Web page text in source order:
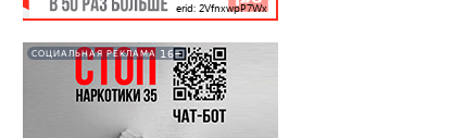
erid: 2VfnxwpP7Wx
СОЦИАЛЬНАЯ РЕКЛАМА 16+